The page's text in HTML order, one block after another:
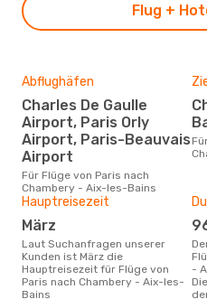
Flug +
Abflughäfen
Charles De Gaulle
Airport, Paris Orly
Airport, Paris-Beauvais
Airport
Für Flüge von Paris nach
Chambery - Aix-les-Bains
Chambery Aix-Les-
Für die Strecke von Paris nach
Hauptreisezeit
März
Laut Suchanfragen unserer
Kunden ist März die
Hauptreisezeit für Flüge von
Paris nach Chambery - Aix-les-
Bains
Der durchschnittliche Preis für
-